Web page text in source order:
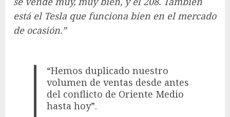
está el Tesla que funciona bien en el mercado
de ocasión.”
“Hemos duplicado nuestro
volumen de ventas desde antes
del conflicto de Oriente Medio
hasta hoy”.